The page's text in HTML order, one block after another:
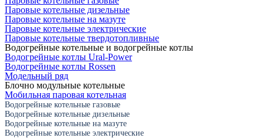
Паровые котельные дизельные
Паровые котельные на мазуте
Паровые котельные электрические
Паровые котельные твердотопливные
Водогрейные котельные и водогрейные котлы
Водогрейные котлы Ural-Power
Водогрейные котлы Rossen
Модельный ряд
Блочно модульные котельные
Мобильная паровая котельная
Водогрейные котельные газовые
Водогрейные котельные дизельные
Водогрейные котельные на мазуте
Водогрейные котельные электрические